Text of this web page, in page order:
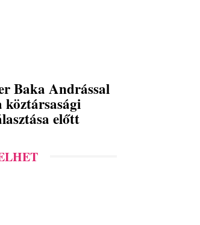
Baka Andrással
előtt